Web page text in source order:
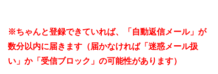
※ちゃんと登録できていれば、「自動返信メール」が
数分以内に届きます（届かなければ「迷惑メール扱
い」か「受信ブロック」の可能性があります）